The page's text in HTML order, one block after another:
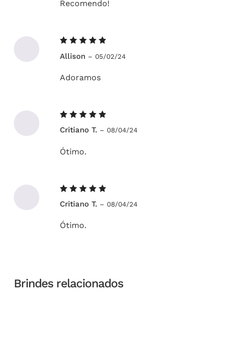
Recomendo!
5de 5
Allison – 05/02/24
Adoramos
5de 5
Critiano T. – 08/04/24
Ótimo.
5de 5
Critiano T. – 08/04/24
Ótimo.
Brindes relacionados